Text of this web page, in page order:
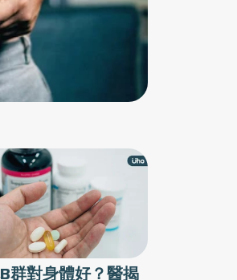
群對身體好？醫揭